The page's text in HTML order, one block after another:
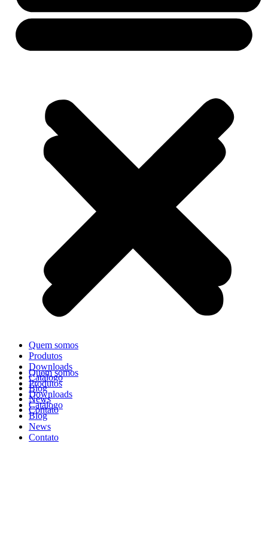
Quem somos
Produtos
Downloads
Catálogo
Blog
News
Contato
Quem somos
Produtos
Downloads
Catálogo
Blog
News
Contato